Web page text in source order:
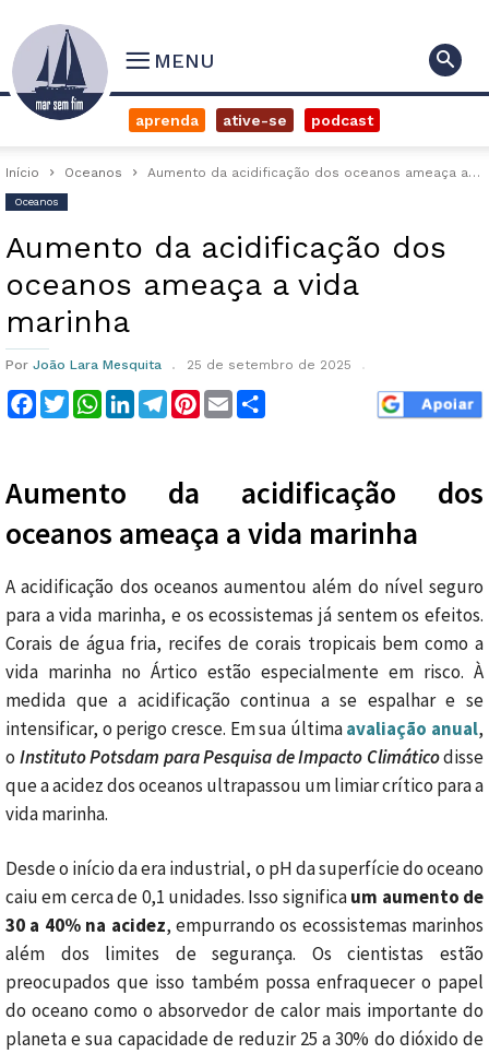
MENU
aprenda ative-se podcast
Início Oceanos Aumento da acidificação dos oceanos ameaça a vida marinha
Oceanos
Aumento da acidificação dos
oceanos ameaça a vida
marinha
Por João Lara Mesquita 25 de setembro de 2025
Facebook
TwitterWhatsApp
LinkedInTelegram
Pinterest
Email
Aumento da acidificação dos
oceanos ameaça a vida marinha
A acidificação dos oceanos aumentou além do nível seguro
para a vida marinha, e os ecossistemas já sentem os efeitos.
Corais de água fria, recifes de corais tropicais bem como a
vida marinha no Ártico estão especialmente em risco. À
medida que a acidificação continua a se espalhar e se
intensificar, o perigo cresce. Em sua últimaavaliação anual,
o Instituto Potsdam para Pesquisa de Impacto Climáticodisse
que a acidez dos oceanos ultrapassou um limiar crítico para a
vida marinha.
Desde o início da era industrial, o pH da superfície do oceano
caiu em cerca de 0,1 unidades. Isso significaum aumento de
30 a 40% na acidez, empurrando os ecossistemas marinhos
além dos limites de segurança. Os cientistas estão
preocupados que isso também possa enfraquecer o papel
do oceano como o absorvedor de calor mais importante do
planeta e sua capacidade de reduzir 25 a 30% do dióxido de